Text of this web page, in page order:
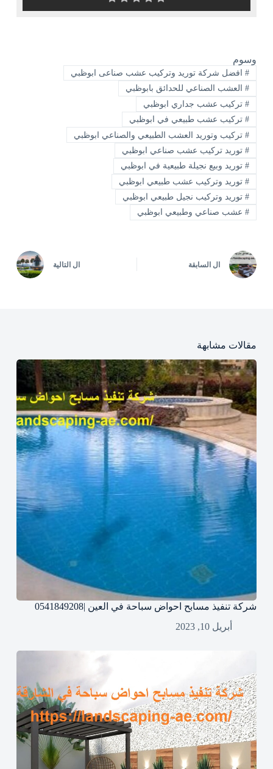
وسوم
#افضل شركة توريد وتركيب عشب صناعى ابوظبي
#العشب الصناعي للحدائق بابوظبي
#تركيب عشب جداري ابوظبي
#تركيب عشب طبيعي في ابوظبي
#تركيب وتوريد العشب الطبيعي والصناعي ابوظبي
#توريد تركيب عشب صناعي ابوظبي
#توريد وبيع نجيلة طبيعية في ابوظبي
#توريد وتركيب عشب طبيعي ابوظبي
#توريد وتركيب نجيل طبيعي ابوظبي
#عشب صناعي وطبيعي ابوظبي
ال السابقة ال التالية
مقالات مشابهة
شركة تنفيذ مسابح احواض سباحة في العين |0541849208
أبريل 10, 2023